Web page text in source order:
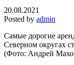
20.08.2021
Posted by admin
Самые дорогие
Северном округах
(Фото: Андрей